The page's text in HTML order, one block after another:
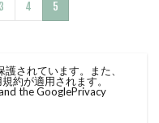
3 4 5
されています。また、
約が適用されます。
the GooglePrivacy